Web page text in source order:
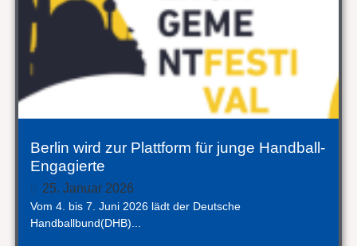
Berlin wird zur Plattform für junge Handball-
Engagierte
25. Januar 2026
Vom 4. bis 7. Juni 2026 lädt der Deutsche
Handballbund(DHB)...